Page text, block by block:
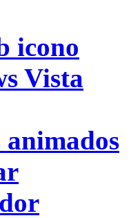
icono
Vista